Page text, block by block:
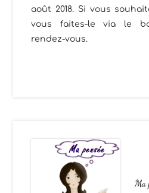
août 2018. Si vous
vous faites-le via le
rendez-vous.
Ma